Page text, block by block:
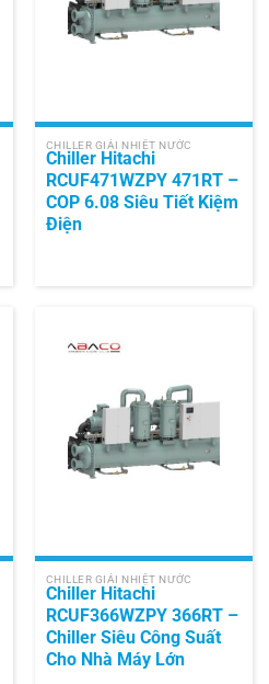
CHILLER GIẢI NHIỆT NƯỚC
Chiller Hitachi
RCUF471WZPY 471RT –
COP 6.08 Siêu Tiết Kiệm
Điện
CHILLER GIẢI NHIỆT NƯỚC
Chiller Hitachi
RCUF366WZPY 366RT –
Chiller Siêu Công Suất
Cho Nhà Máy Lớn